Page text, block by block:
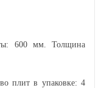
600 мм. Толщина
плит в упаковке: 4